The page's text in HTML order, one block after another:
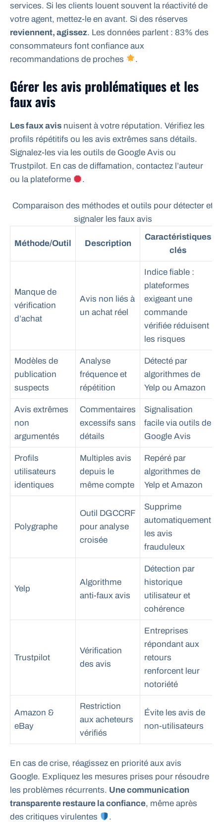
services. Si les clients louent souvent la réactivité de
votre agent, mettez-le en avant. Si des réserves
reviennent, agissez. Les données parlent : 83% des
consommateurs font confiance aux
recommandations de proches
.
Gérer les avis problématiques et les
faux avis
Les faux avis nuisent à votre réputation. Vérifiez les
profils répétitifs ou les avis extrêmes sans détails.
Signalez-les via les outils de Google Avis ou
Trustpilot. En cas de diffamation, contactez l’auteur
ou la plateforme
.
Comparaison des méthodes et outils pour détecter et
signaler les faux avis
Méthode/Outil Description
Caractéristiques
clés
Manque de
vérification
d’achat
Avis non liés à
un achat réel
Indice fiable :
plateformes
exigeant une
commande
vérifiée réduisent
les risques
Modèles de
publication
suspects
Analyse
fréquence et
répétition
Détecté par
algorithmes de
Yelp ou Amazon
Avis extrêmes
non
argumentés
Commentaires
excessifs sans
détails
Signalisation
facile via outils de
Google Avis
Profils
utilisateurs
identiques
Multiples avis
depuis le
même compte
Repéré par
algorithmes de
Yelp et Amazon
Polygraphe
Outil DGCCRF
pour analyse
croisée
Supprime
automatiquement
les avis
frauduleux
Yelp
Algorithme
anti-faux avis
Détection par
historique
utilisateur et
cohérence
Trustpilot
Vérification
des avis
Entreprises
répondant aux
retours
renforcent leur
notoriété
Amazon &
eBay
Restriction
aux acheteurs
vérifiés
Évite les avis de
non-utilisateurs
En cas de crise, réagissez en priorité aux avis
Google. Expliquez les mesures prises pour résoudre
les problèmes récurrents. Une communication
transparente restaure la confiance, même après
des critiques virulentes
.